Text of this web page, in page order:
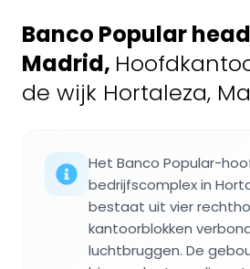
Banco Popular
Madrid,
de wijk Hortaleza,
Het Banco Popular-
bedrijfscomplex in
bestaat uit vier
kantoorblokken
luchtbruggen. De